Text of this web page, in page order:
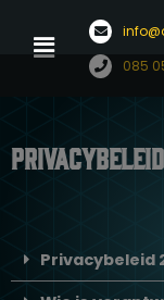
inhoud
085
Menu
Privacybeleid
Privacybeleid